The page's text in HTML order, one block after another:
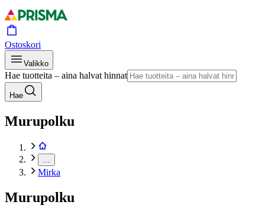
Ostoskori
Valikko
Hae tuotteita – aina halvat hinnat
Hae
Murupolku
Mirka
Murupolku